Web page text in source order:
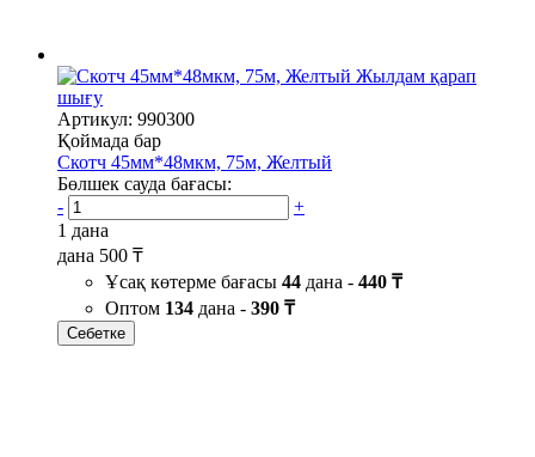
Жылдам қарап
шығу
Артикул: 990300
Қоймада бар
Скотч 45мм*48мкм, 75м, Желтый
Бөлшек сауда бағасы:
-
+
1 дана
дана 500 ₸
Ұсақ көтерме бағасы 44 дана - 440 ₸
Оптом 134 дана - 390 ₸
Себетке